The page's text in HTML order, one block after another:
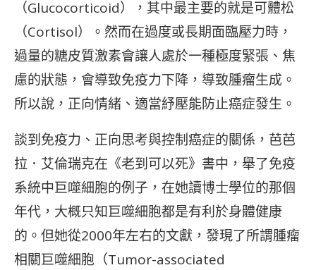
（Glucocorticoid），其中最主要的就是可體松
（Cortisol）。然而在過度或長期面臨壓力時，
過量的糖皮質激素會讓人處於一種極度緊張、焦
慮的狀態，會導致免疫力下降，導致腫瘤生成。
所以說，正向情緒、適當紓壓能防止癌症發生。
談到免疫力、正向思考與控制癌症的關係，芭芭
拉．艾倫瑞克在《老到可以死》書中，舉了免疫
系統中巨噬細胞的例子，在她讀博士學位的那個
年代，大概只知巨噬細胞都是有利於身體健康
的。但她從2000年左右的文獻，發現了所謂腫瘤
相關巨噬細胞（Tumor-associated